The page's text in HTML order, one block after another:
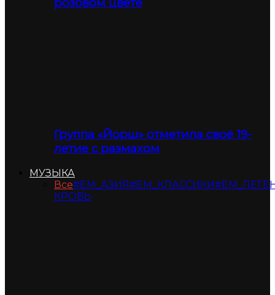
Группа «Йорш» отметила своё 19-
летие с размахом
МУЗЫКА
Все#ЕМ_АЗИЯ#ЕМ_КЛАССИКИ
КРОВЬ